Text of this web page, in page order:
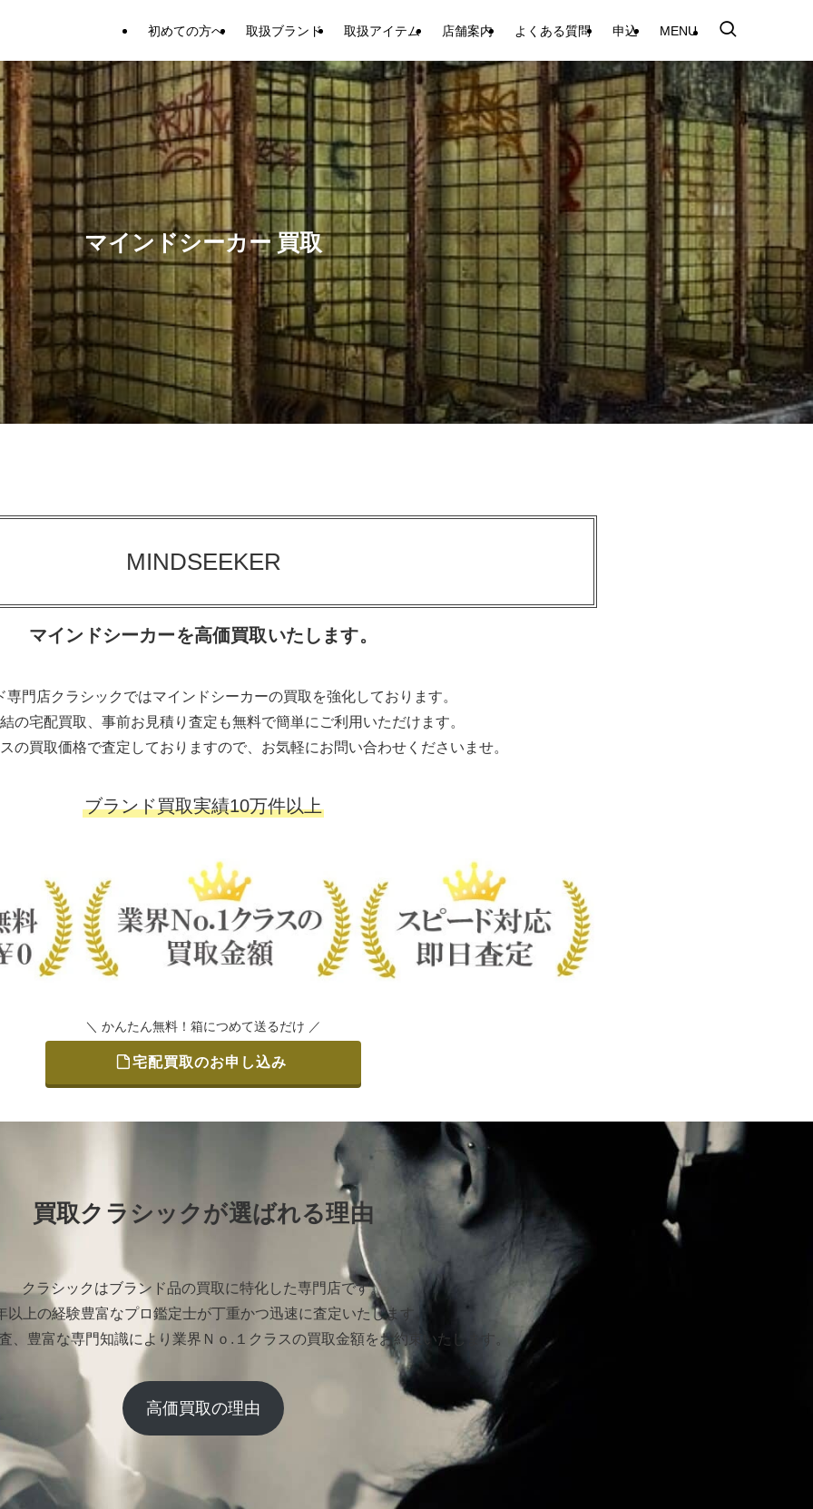
初めての方へ 取扱ブランド 取扱アイテム 店舗案内 よくある質問 申込 MENU
マインドシーカー 買取
MINDSEEKER
マインドシーカーを高価買取いたします。
専門店クラシックではマインドシーカーの買取を強化しております。
の宅配買取、事前お見積り査定も無料で簡単にご利用いただけます。
の買取価格で査定しておりますので、お気軽にお問い合わせくださいませ。
ブランド買取実績10万件以上
＼ かんたん無料！箱につめて送るだけ ／
宅配買取のお申し込み
買取クラシックが選ばれる理由
クラシックはブランド品の買取に特化した専門店です。
以上の経験豊富なプロ鑑定士が丁重かつ迅速に査定いたします。
、豊富な専門知識により業界Ｎｏ.１クラスの買取金額をお約束いたします。
高価買取の理由